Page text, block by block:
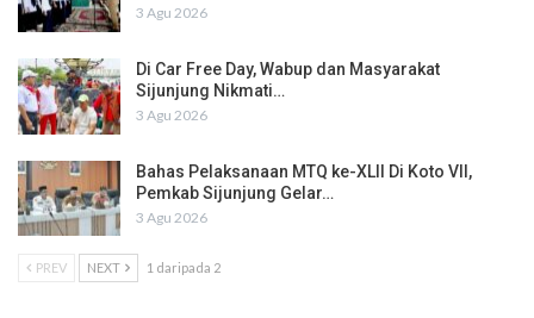
3 Agu 2026
Di Car Free Day, Wabup dan Masyarakat
Sijunjung Nikmati…
3 Agu 2026
Bahas Pelaksanaan MTQ ke-XLII Di Koto VII,
Pemkab Sijunjung Gelar…
3 Agu 2026
PREV NEXT 1 daripada 2